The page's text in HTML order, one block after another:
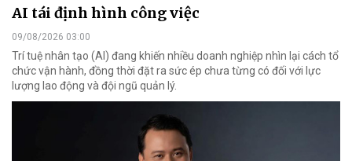
AI tái định hình công việc
09/08/2026 03:00
Trí tuệ nhân tạo (AI) đang khiến nhiều doanh nghiệp nhìn lại cách tổ
chức vận hành, đồng thời đặt ra sức ép chưa từng có đối với lực
lượng lao động và đội ngũ quản lý.